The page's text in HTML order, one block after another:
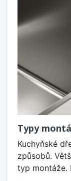
Typy
Kuchyňské
způsobů.
typ montáže.